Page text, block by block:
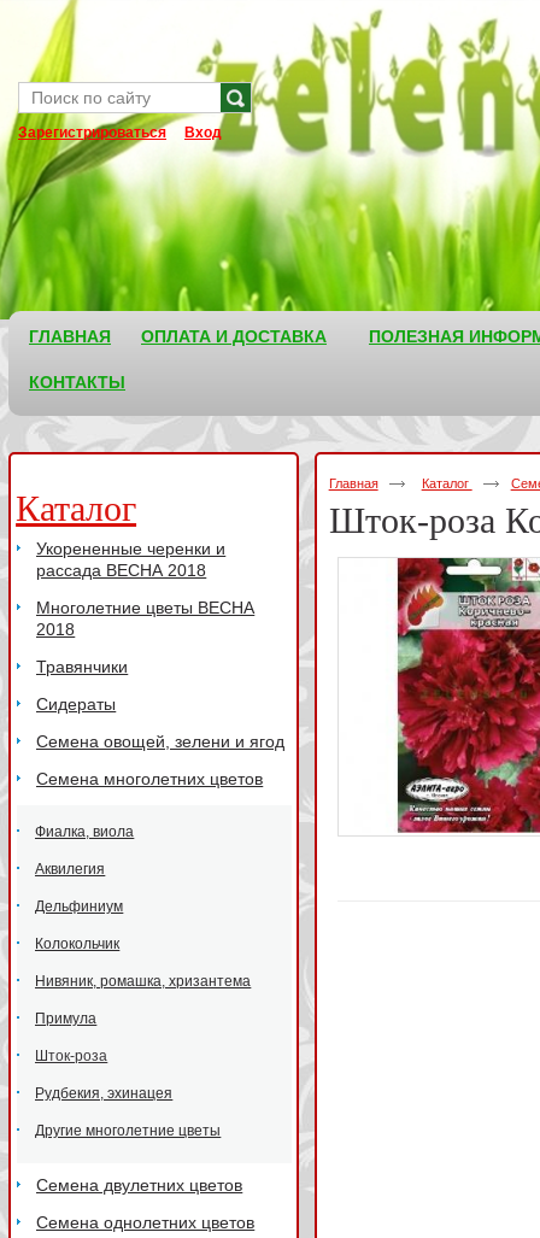
Зарегистрироваться Вход
ГЛАВНАЯ ОПЛАТА И ДОСТАВКА ПОЛЕЗНАЯ
КОНТАКТЫ
Каталог
Укорененные черенки и
рассада ВЕСНА 2018
Многолетние цветы ВЕСНА
2018
Травянчики
Сидераты
Семена овощей, зелени и ягод
Семена многолетних цветов
Фиалка, виола
Аквилегия
Дельфиниум
Колокольчик
Нивяник, ромашка, хризантема
Примула
Шток-роза
Рудбекия, эхинацея
Другие многолетние цветы
Семена двулетних цветов
Семена однолетних цветов
Главная Каталог
Шток-роза